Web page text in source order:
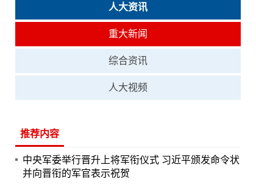
人大资讯
重大新闻
综合资讯
人大视频
推荐内容
中央军委举行晋升上将军衔仪式 习近平颁发命令状
并向晋衔的军官表示祝贺